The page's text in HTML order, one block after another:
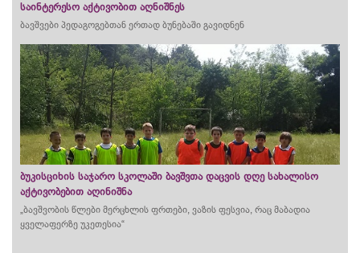
საინტერესო აქტივობით აღნიშნეს
ბავშვები პედაგოგებთან ერთად ბუნებაში გავიდნენ
ბუკისციხის საჯარო სკოლაში ბავშვთა დაცვის დღე სახალისო
აქტივობებით აღინიშნა
„ბავშვობის წლები მერცხლის ფრთები, ვაზის ფესვია, რაც მაბადია
ყველაფერზე უკეთესია“